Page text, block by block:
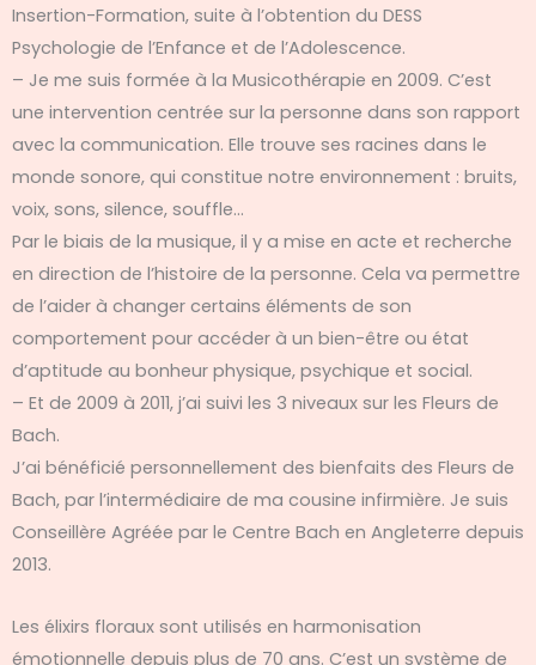
Insertion-Formation, suite à l’obtention du DESS
Psychologie de l’Enfance et de l’Adolescence.
– Je me suis formée à la Musicothérapie en 2009. C’est
une intervention centrée sur la personne dans son rapport
avec la communication. Elle trouve ses racines dans le
monde sonore, qui constitue notre environnement : bruits,
voix, sons, silence, souffle…
Par le biais de la musique, il y a mise en acte et recherche
en direction de l’histoire de la personne. Cela va permettre
de l’aider à changer certains éléments de son
comportement pour accéder à un bien-être ou état
d’aptitude au bonheur physique, psychique et social.
– Et de 2009 à 2011, j’ai suivi les 3 niveaux sur les Fleurs de
Bach.
J’ai bénéficié personnellement des bienfaits des Fleurs de
Bach, par l’intermédiaire de ma cousine infirmière. Je suis
Conseillère Agréée par le Centre Bach en Angleterre depuis
2013.
Les élixirs floraux sont utilisés en harmonisation
émotionnelle depuis plus de 70 ans. C’est un système de